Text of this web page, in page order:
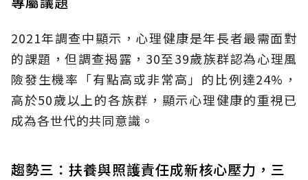
2021年調查中顯示，心理健康是年長者最需面對
的課題，但調查揭露，30至39歲族群認為心理風
險發生機率「有點高或非常高」的比例達24%，
高於50歲以上的各族群，顯示心理健康的重視已
成為各世代的共同意識。
趨勢三：扶養與照護責任成新核心壓力，三